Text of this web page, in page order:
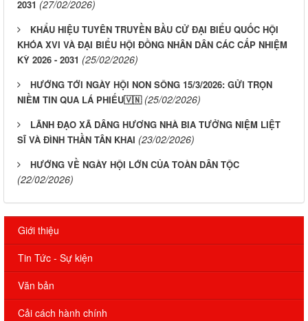
2031 (27/02/2026)
KHẨU HIỆU TUYÊN TRUYỀN BẦU CỬ ĐẠI BIỂU QUỐC HỘI
KHÓA XVI VÀ ĐẠI BIỂU HỘI ĐỒNG NHÂN DÂN CÁC CẤP NHIỆM
KỲ 2026 - 2031 (25/02/2026)
HƯỚNG TỚI NGÀY HỘI NON SÔNG 15/3/2026: GỬI TRỌN
NIỀM TIN QUA LÁ PHIẾU🇻🇳 (25/02/2026)
LÃNH ĐẠO XÃ DÂNG HƯƠNG NHÀ BIA TƯỞNG NIỆM LIỆT
SĨ VÀ ĐÌNH THẦN TÂN KHAI (23/02/2026)
HƯỚNG VỀ NGÀY HỘI LỚN CỦA TOÀN DÂN TỘC
(22/02/2026)
Giới thiệu
Tin Tức - Sự kiện
Văn bản
Cải cách hành chính